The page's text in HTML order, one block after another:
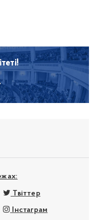
Твіттер
Інстаграм